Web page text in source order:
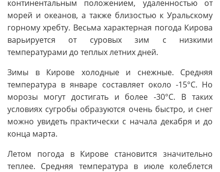
континентальным положением, удаленностью от
морей и океанов, а также близостью к Уральскому
горному хребту. Весьма характерная погода Кирова
варьируется от суровых зим с низкими
температурами до теплых летних дней.
Зимы в Кирове холодные и снежные. Средняя
температура в январе составляет около -15°C. Но
морозы могут достигать и более -30°C. В таких
условиях сугробы образуются очень быстро, и снег
можно увидеть практически с начала декабря и до
конца марта.
Летом погода в Кирове становится значительно
теплее. Средняя температура в июле колеблется